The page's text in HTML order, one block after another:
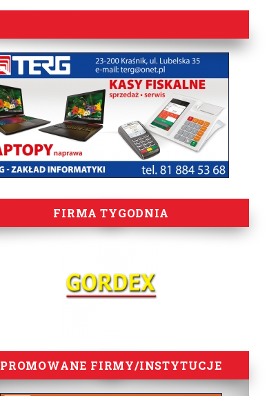
FIRMA TYGODNIA
PROMOWANE FIRMY/INSTYTUCJE